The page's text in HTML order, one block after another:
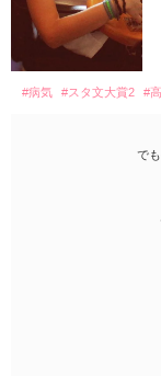
#病気 #スタ文大賞2 #
で